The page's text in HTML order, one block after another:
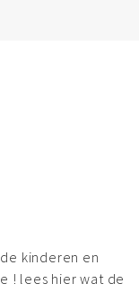
kinderen en
! lees hier wat de